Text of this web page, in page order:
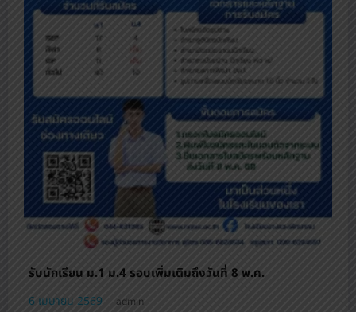
รับนักเรียน ม.1 ม.4 รอบเพิ่มเติมถึงวันที่ 8 พ.ค.
6 เมษายน 2569 admin